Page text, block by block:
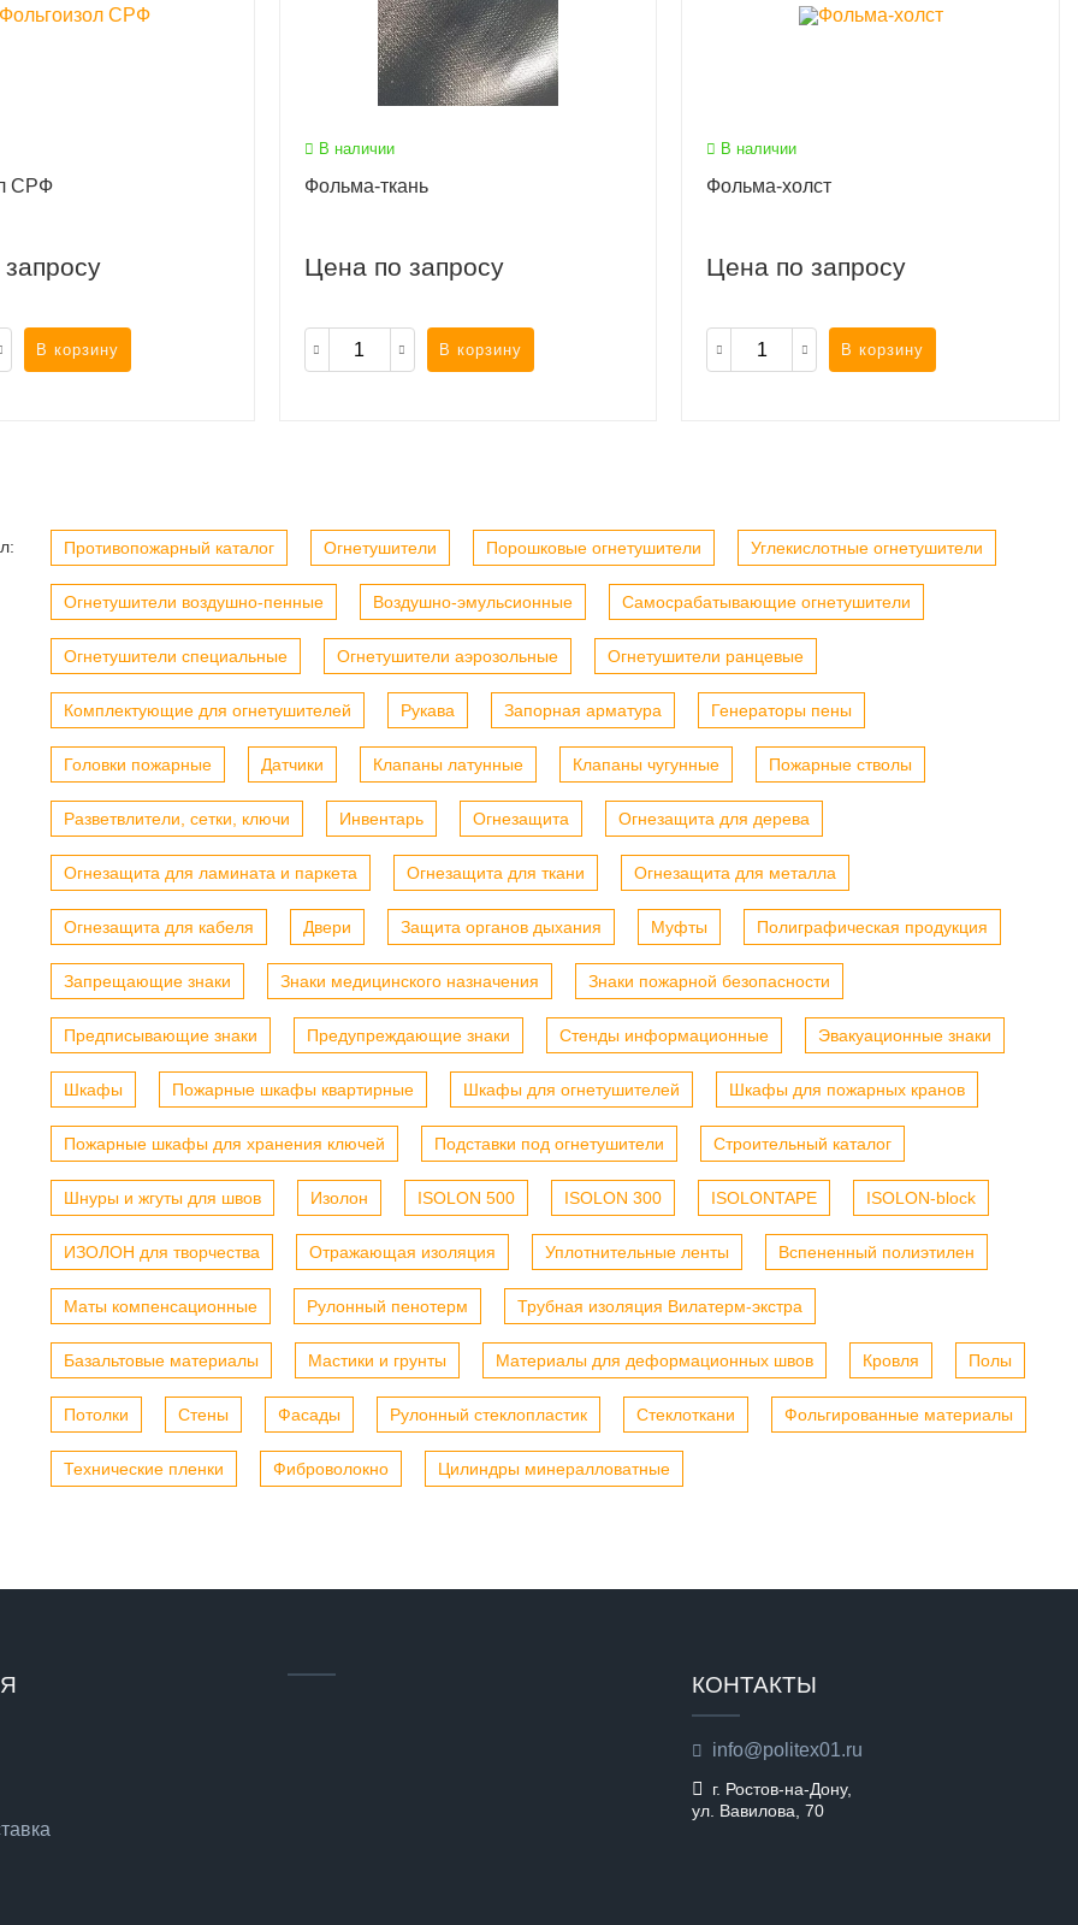
СРФ
В корзину
В наличии
Фольма-ткань
Цена по запросу
В корзину
В наличии
Фольма-холст
Цена по запросу
В корзину
Противопожарный каталог Огнетушители Порошковые огнетушители Углекислотные огнетушители
Огнетушители воздушно-пенные Воздушно-эмульсионные Самосрабатывающие огнетушители
Огнетушители специальные Огнетушители аэрозольные Огнетушители ранцевые
Комплектующие для огнетушителей Рукава Запорная арматура Генераторы пены
Головки пожарные Датчики Клапаны латунные Клапаны чугунные Пожарные стволы
Разветвлители, сетки, ключи Инвентарь Огнезащита Огнезащита для дерева
Огнезащита для ламината и паркета Огнезащита для ткани Огнезащита для металла
Огнезащита для кабеля Двери Защита органов дыхания Муфты Полиграфическая продукция
Запрещающие знаки Знаки медицинского назначения Знаки пожарной безопасности
Предписывающие знаки Предупреждающие знаки Стенды информационные Эвакуационные знаки
Шкафы Пожарные шкафы квартирные Шкафы для огнетушителей Шкафы для пожарных кранов
Пожарные шкафы для хранения ключей Подставки под огнетушители Строительный каталог
Шнуры и жгуты для швов Изолон ISOLON 500 ISOLON 300 ISOLONTAPE ISOLON-block
ИЗОЛОН для творчества Отражающая изоляция Уплотнительные ленты Вспененный полиэтилен
Маты компенсационные Рулонный пенотерм Трубная изоляция Вилатерм-экстра
Базальтовые материалы Мастики и грунты Материалы для деформационных швов Кровля Полы
Потолки Стены Фасады Рулонный стеклопластик Стеклоткани Фольгированные материалы
Технические пленки Фиброволокно Цилиндры минералловатные
КОНТАКТЫ
info@politex01.ru
г. Ростов-на-Дону,
ул. Вавилова, 70